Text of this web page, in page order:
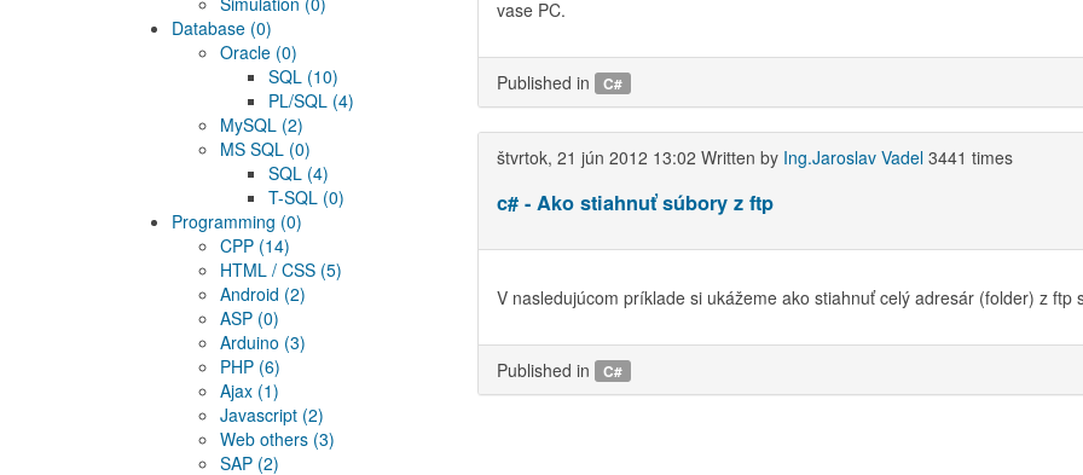
vase PC.
Published in C#
štvrtok, 21 jún 2012 13:02 Written by Ing.Jaroslav Vadel 3441 times
c# - Ako stiahnuť súbory z ftp
V nasledujúcom príklade si ukážeme ako stiahnuť celý adresár (folder) z ftp
Published in C#
Database (0)
Oracle (0)
SQL (10)
PL/SQL (4)
MySQL (2)
MS SQL (0)
SQL (4)
T-SQL (0)
Programming (0)
CPP (14)
HTML / CSS (5)
Android (2)
ASP (0)
Arduino (3)
PHP (6)
Ajax (1)
Javascript (2)
Web others (3)
SAP (2)